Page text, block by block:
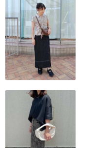
らしく爽やかに着こなせま